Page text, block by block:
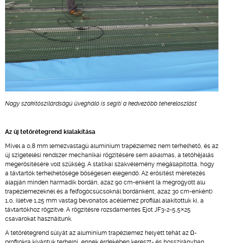
Nagy szakítószilárdságú üvegháló is segíti a kedvezőbb tehereloszlást
Az új tetőrétegrend kialakítása
Mivel a 0,8 mm lemezvastagú alumínium trapézlemez nem terhelhető, és az
új szigetelési rendszer mechanikai rögzítésére sem alkalmas, a tetőhéjalás
megerősítésére volt szükség. A statikai szakvélemény megállapította, hogy
a távtartók terhelhetősége bőségesen elegendő. Az erősítést méretezés
alapján minden harmadik bordán, azaz 90 cm-enként (a megrogyott alu
trapézlemezeknél és a felfogócsúcsoknál bordánként, azaz 30 cm-enként)
1,0, illetve 1,25 mm vastag bevonatos acéllemez profillal alakítottuk ki, a
távtartókhoz rögzítve. A rögzítésre rozsdamentes Ejot JF3-2-5,5×25
csavarokat használtunk.
A tetőrétegrend súlyát az alumínium trapézlemez helyett tehát az Ω-